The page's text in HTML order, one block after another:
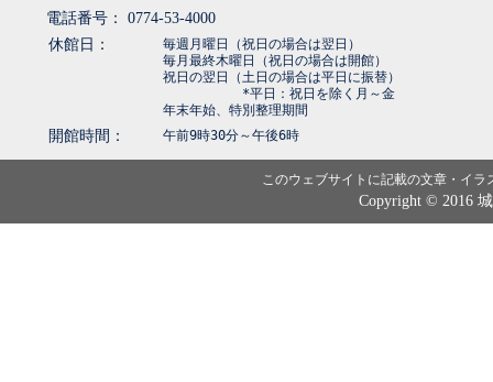
電話番号： 0774-53-4000
休館日：
毎週月曜日（祝日の場合は翌日）
毎月最終木曜日（祝日の場合は開館）
祝日の翌日（土日の場合は平日に振替）
*平日：祝日を除く月～金
年末年始、特別整理期間
開館時間： 午前9時30分～午後6時
このウェブサイトに記載の文章・イ
Copyright © 2016